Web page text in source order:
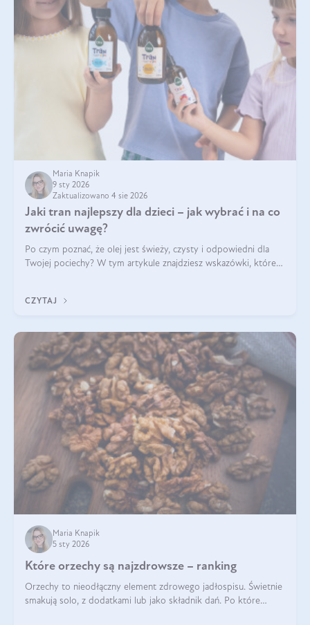
Maria Knapik
9 sty 2026
Zaktualizowano 4 sie 2026
Jaki tran najlepszy dla dzieci – jak wybrać i na co
zwrócić uwagę?
Po czym poznać, że olej jest świeży, czysty i odpowiedni dla
Twojej pociechy? W tym artykule znajdziesz wskazówki, które
CZYTAJ
Maria Knapik
5 sty 2026
Które orzechy są najzdrowsze – ranking
Orzechy to nieodłączny element zdrowego jadłospisu. Świetnie
smakują solo, z dodatkami lub jako składnik dań. Po które